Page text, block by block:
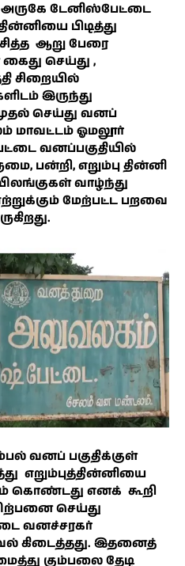
டேனிஸ்பேட்டை
பிடித்து
ஆறு பேரை
செய்து ,
சிறையில்
இருந்து
செய்து வனப்
மாவட்டம் ஓமலூர்
வனப்பகுதியில்
பன்றி, எறும்பு தின்னி
வாழ்ந்து
மேற்பட்ட பறவை
வனப் பகுதிக்குள்
எறும்புத்தின்னியை
கொண்டது எனக் கூறி
செய்து
வனச்சரகர்
கிடைத்தது. இதனைத்
கும்பலை தேடி